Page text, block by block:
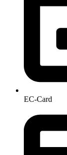
EC-Card